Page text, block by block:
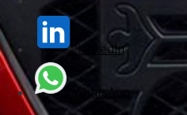
LinkedIn
WhatsApp